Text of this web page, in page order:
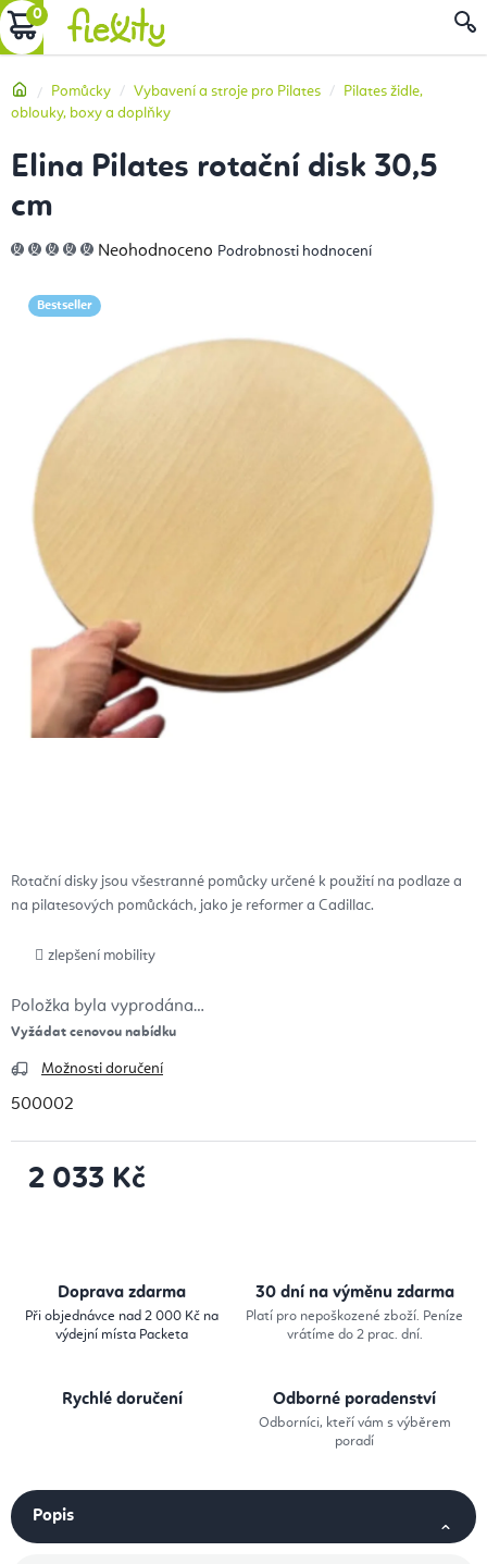
Přejít
na
NÁKUPNÍ
DomůPomůcky Vybavení a stroje pro Pilates
Pilates židle,
oblouky, boxy a doplňky
Rotační disky jsou všestranné pomůcky určené k použití na podlaze a
na pilatesových pomůckách, jako je reformer a Cadillac.
zlepšení mobility
Položka byla vyprodána…
Vyžádat cenovou nabídku
Možnosti doručení
500002
2 033 Kč
Elina Pilates rotační disk 30,5
cm
Průměrné
hodnocení
0,0
z
Neohodnoceno Podrobnosti hodnocení
Bestseller
Doprava zdarma
Při objednávce nad 2 000 Kč na
výdejní místa Packeta
30 dní na výměnu zdarma
Platí pro nepoškozené zboží. Peníze
vrátíme do 2 prac. dní.
Rychlé doručení Odborné poradenství
Odborníci, kteří vám s výběrem
poradí
Popis